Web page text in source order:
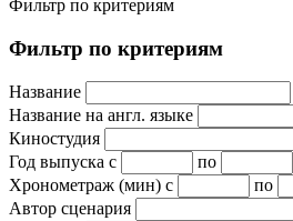
Фильтр по критериям
Фильтр по критериям
Название
Название на англ. языке
Киностудия
Год выпуска с
по
Хронометраж (мин) с
по
Автор сценария